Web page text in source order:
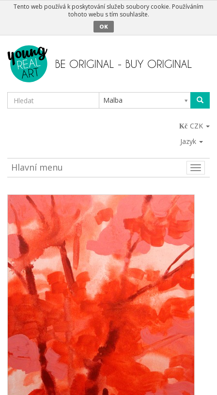
Tento web používá k poskytování služeb soubory cookie. Používáním
tohoto webu s tím souhlasíte.
OK
Malba
CZK
Jazyk
Toggle
Hlavní menu